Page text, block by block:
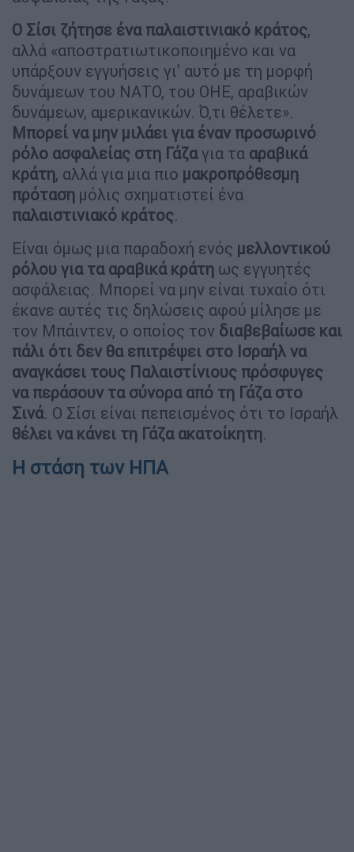
Ο Σίσι ζήτησε ένα παλαιστινιακό κράτος,
αλλά «αποστρατιωτικοποιημένο και να
υπάρξουν εγγυήσεις γι' αυτό με τη μορφή
δυνάμεων του ΝΑΤΟ, του ΟΗΕ, αραβικών
δυνάμεων, αμερικανικών. Ό,τι θέλετε».
Μπορεί να μην μιλάει για έναν προσωρινό
ρόλο ασφαλείας στη Γάζαγια τα αραβικά
κράτη, αλλά για μια πιο μακροπρόθεσμη
πρόταση μόλις σχηματιστεί ένα
παλαιστινιακό κράτος.
Είναι όμως μια παραδοχή ενός μελλοντικού
ρόλου για τα αραβικά κράτη ως εγγυητές
ασφάλειας. Μπορεί να μην είναι τυχαίο ότι
έκανε αυτές τις δηλώσεις αφού μίλησε με
τον Μπάιντεν, ο οποίος τον διαβεβαίωσε και
πάλι ότι δεν θα επιτρέψει στο Ισραήλ να
αναγκάσει τους Παλαιστίνιους πρόσφυγες
να περάσουν τα σύνορα από τη Γάζα στο
Σινά. Ο Σίσι είναι πεπεισμένος ότι το Ισραήλ
θέλει να κάνει τη Γάζα ακατοίκητη.
Η στάση των ΗΠΑ